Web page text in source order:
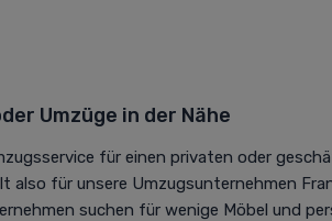
Umzüge in der Nähe
für einen privaten oder
also für unsere Umzugsunternehmen
suchen für wenige Möbel und